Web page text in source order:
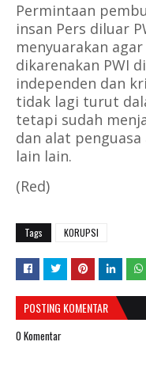
Permintaan
insan Pers diluar
menyuarakan
dikarenakan PWI
independen dan
tidak lagi turut
tetapi sudah
dan alat
lain lain.
(Red)
Tags KORUPSI
POSTING KOMENTAR
0 Komentar